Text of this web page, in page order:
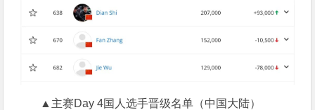
▲主赛Day 4国人选手晋级名单（中国大陆）